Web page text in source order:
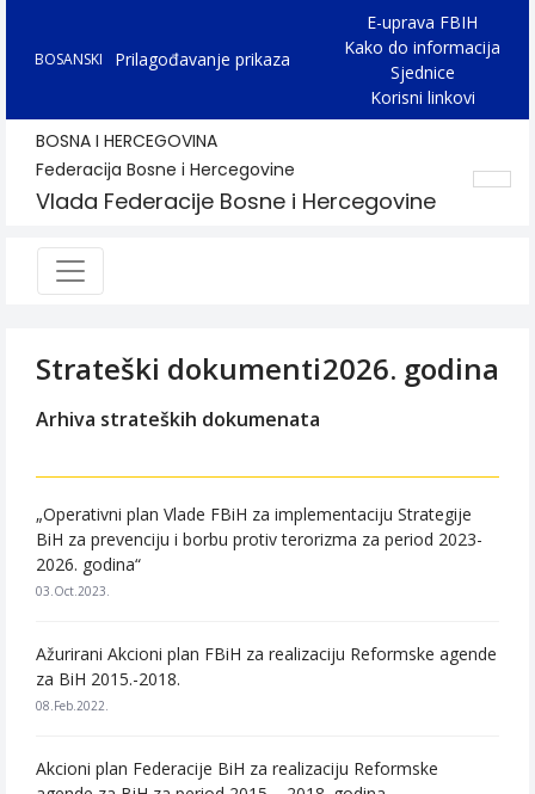
BOSANSKI Prilagođavanje prikaza
E-uprava FBIH
Kako do informacija
Sjednice
Korisni linkovi
BOSNA I HERCEGOVINA
Federacija Bosne i Hercegovine
Vlada Federacije Bosne i Hercegovine
Strateški dokumenti2026. godina
Arhiva strateških dokumenata
„Operativni plan Vlade FBiH za implementaciju Strategije
BiH za prevenciju i borbu protiv terorizma za period 2023-
2026. godina“
03.Oct.2023.
Ažurirani Akcioni plan FBiH za realizaciju Reformske agende
za BiH 2015.-2018.
08.Feb.2022.
Akcioni plan Federacije BiH za realizaciju Reformske